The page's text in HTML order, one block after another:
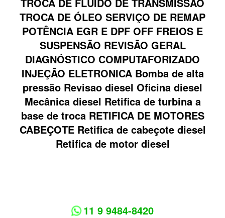
TROCA DE ÓLEO SERVIÇO DE REMAP
POTÊNCIA EGR E DPF OFF FREIOS E
SUSPENSÃO REVISÃO GERAL
DIAGNÓSTICO COMPUTAFORIZADO
INJEÇÃO ELETRONICA Bomba de alta
pressão Revisao diesel Oficina diesel
Mecânica diesel Retifica de turbina a
base de troca RETIFICA DE MOTORES
CABEÇOTE Retifica de cabeçote diesel
Retifica de motor diesel
11 9 9484-8420